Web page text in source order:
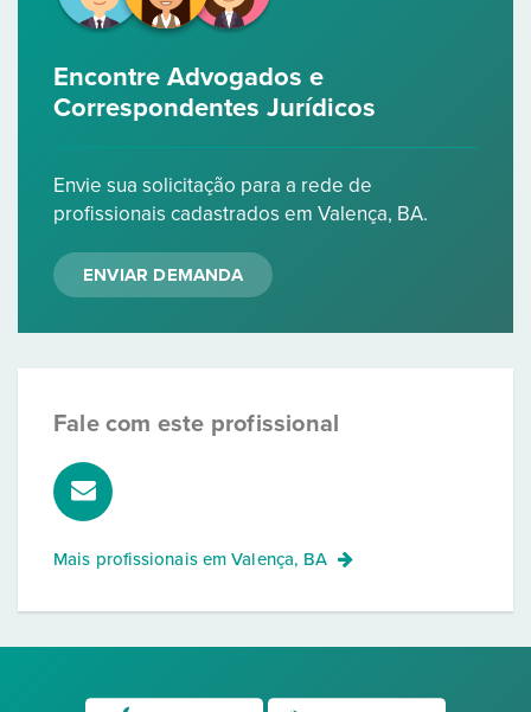
Encontre Advogados e
Correspondentes Jurídicos
Envie sua solicitação para a rede de
profissionais cadastrados em Valença, BA.
ENVIAR DEMANDA
Fale com este profissional
Mais profissionais emValença, BA